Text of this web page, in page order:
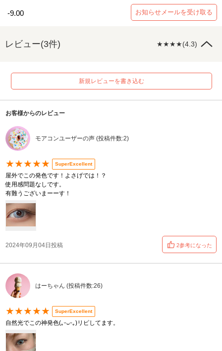
-9.00 お知らせメールを受け取る
レビュー(3件) ★★★★(4.3)
新規レビューを書き込む
お客様からのレビュー
モアコンユーザーの声 (投稿件数:2)
★★★★★ SuperExcellent
屋外でこの発色です！よさげでは！？
使用感問題なしです。
有難うございまーーす！
2024年09月04日投稿 2参考になった
はーちゃん (投稿件数:26)
★★★★★ SuperExcellent
自然光でこの神発色(｡ᵕᴗᵕ｡)リピしてます。